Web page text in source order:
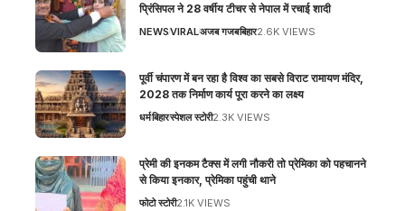
प्रिंसिपल ने 28 वर्षीय टीचर से नेपाल में रचाई शादी
NEWSVIRALअजब गजबबिहार2.6K VIEWS
पूर्वी चंपारण में बन रहा है विश्व का सबसे विराट रामायण मंदिर,
2028 तक निर्माण कार्य पूरा करने का लक्ष्य
धर्मबिहारस्पेशल स्टोरी2.3K VIEWS
प्रेमी की इनकम टैक्स में लगी नौकरी तो प्रेमिका को पहचानने
से किया इनकार, प्रेमिका पहुंची थाने
फोटो स्टोरी2.1K VIEWS